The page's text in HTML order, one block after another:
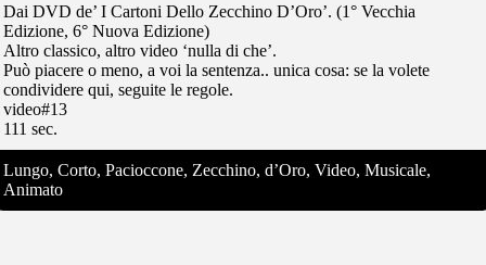
Dai DVD de’ I Cartoni Dello Zecchino D’Oro’. (1° Vecchia
Edizione, 6° Nuova Edizione)
Altro classico, altro video ‘nulla di che’.
Può piacere o meno, a voi la sentenza.. unica cosa: se la volete
condividere qui, seguite le regole.
video#13
111 sec.
Lungo, Corto, Pacioccone, Zecchino, d’Oro, Video, Musicale,
Animato